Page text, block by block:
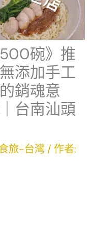
碗》推
添加手工
銷魂意
台南汕頭
旅-台灣 / 作者: